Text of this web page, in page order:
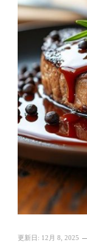
更新日: 12月 8, 2025